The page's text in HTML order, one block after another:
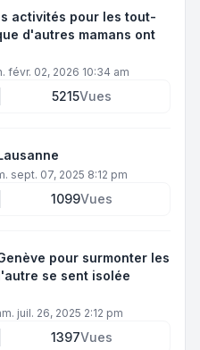
activités pour les tout-
d'autres mamans ont
févr. 02, 2026 10:34 am
5215Vues
sept. 07, 2025 8:12 pm
1099Vues
pour surmonter les
se sent isolée
juil. 26, 2025 2:12 pm
1397Vues